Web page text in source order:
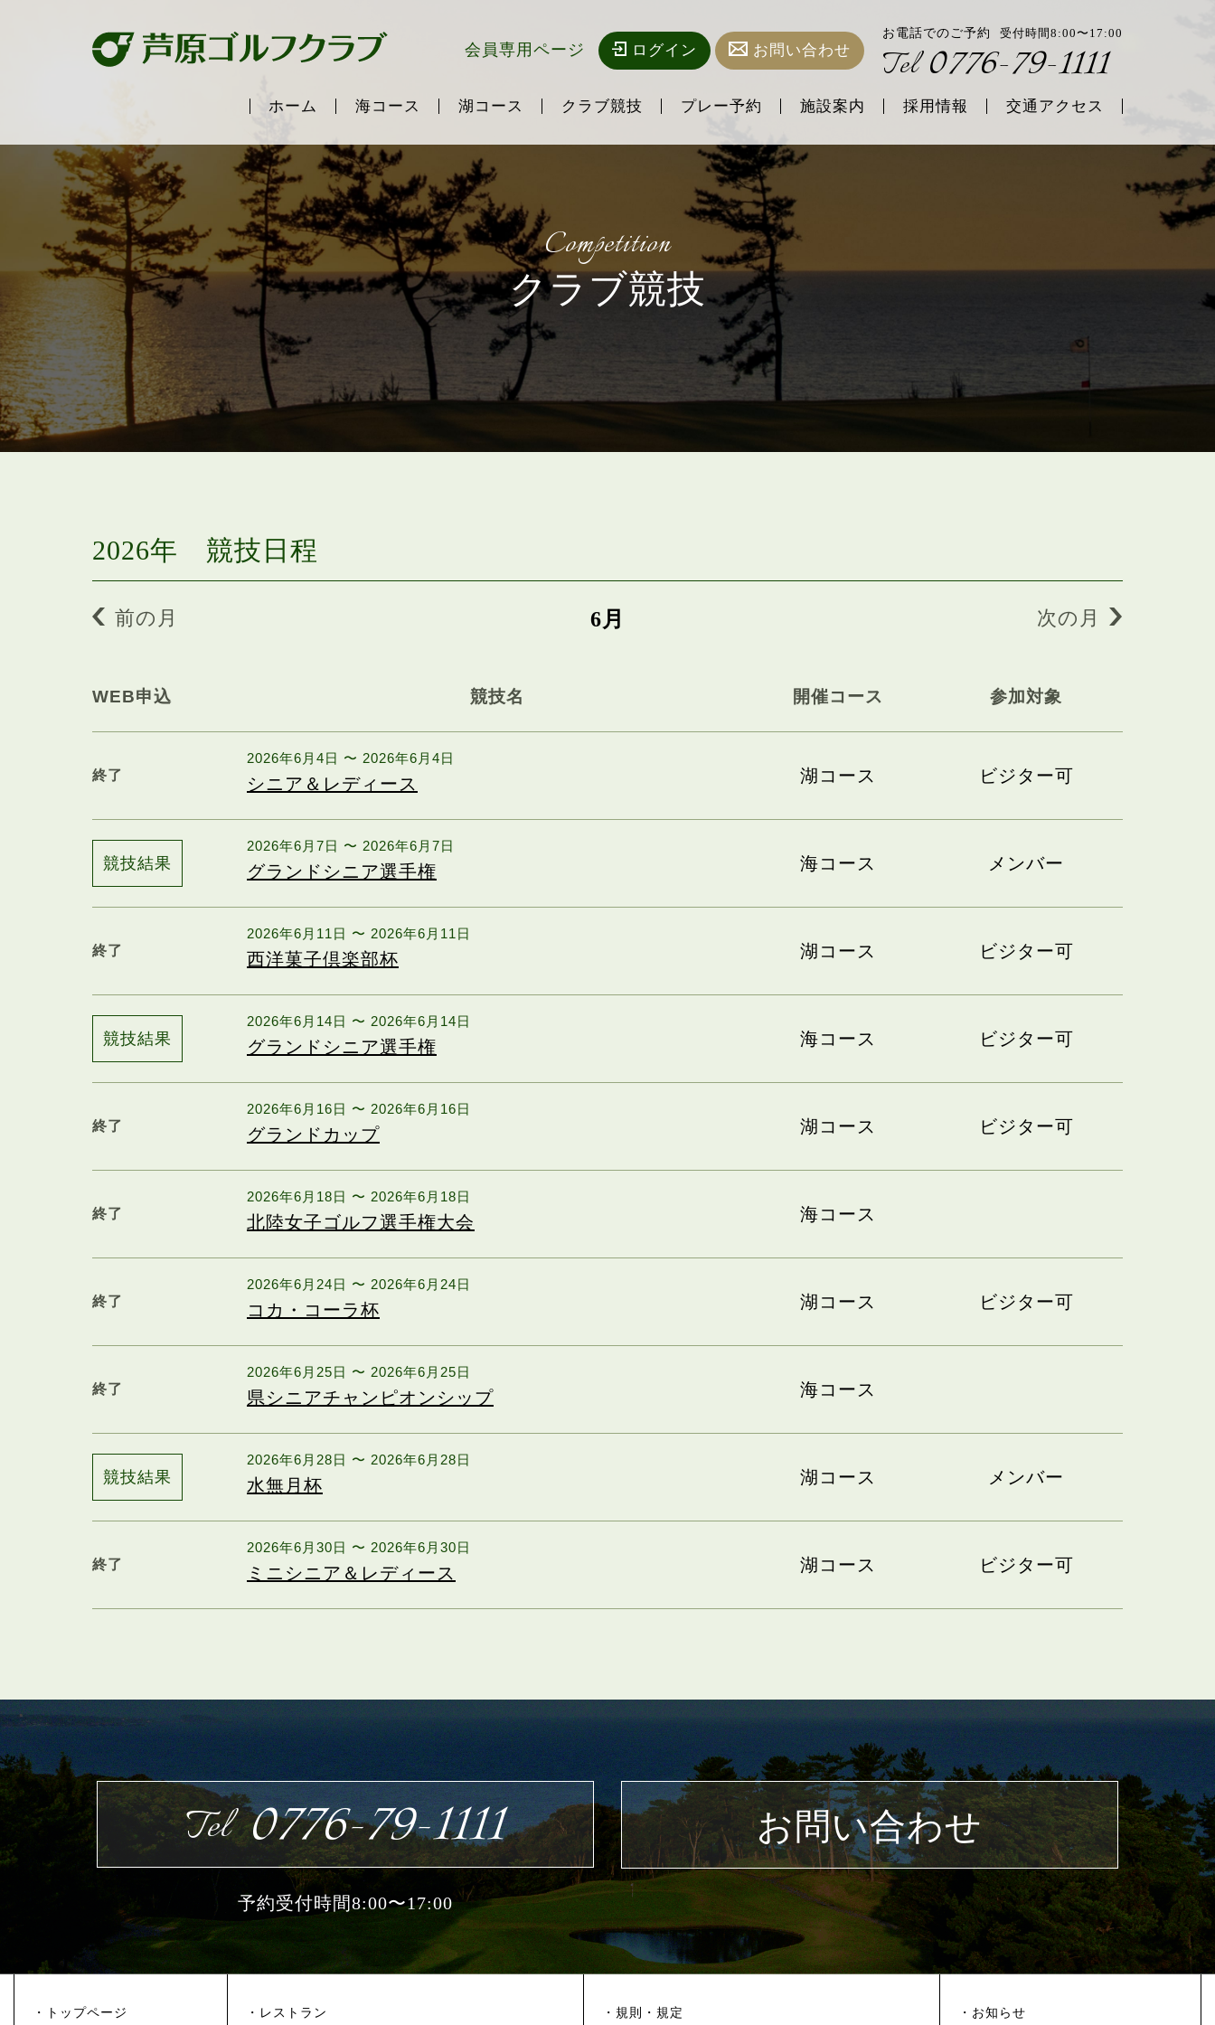
会員専用ページ ログイン お問い合わせ
お電話でのご予約 受付時間8:00〜17:00
Tel 0776-79-1111
ホーム 海コース 湖コース クラブ競技 プレー予約 施設案内 採用情報 交通アクセス
Competition
クラブ競技
2026年 競技日程
前の月 6月 次の月
WEB申込 競技名 開催コース 参加対象
終了
2026年6月4日 〜 2026年6月4日
シニア＆レディース 湖コース ビジター可
競技結果
2026年6月7日 〜 2026年6月7日
グランドシニア選手権 海コース メンバー
終了
2026年6月11日 〜 2026年6月11日
西洋菓子倶楽部杯 湖コース ビジター可
競技結果
2026年6月14日 〜 2026年6月14日
グランドシニア選手権 海コース ビジター可
終了
2026年6月16日 〜 2026年6月16日
グランドカップ 湖コース ビジター可
終了
2026年6月18日 〜 2026年6月18日
北陸女子ゴルフ選手権大会 海コース
終了
2026年6月24日 〜 2026年6月24日
コカ・コーラ杯 湖コース ビジター可
終了
2026年6月25日 〜 2026年6月25日
県シニアチャンピオンシップ 海コース
競技結果
2026年6月28日 〜 2026年6月28日
水無月杯 湖コース メンバー
終了
2026年6月30日 〜 2026年6月30日
ミニシニア＆レディース 湖コース ビジター可
Tel 0776-79-1111
予約受付時間8:00〜17:00
お問い合わせ
・トップページ ・レストラン ・規則・規定 ・お知らせ